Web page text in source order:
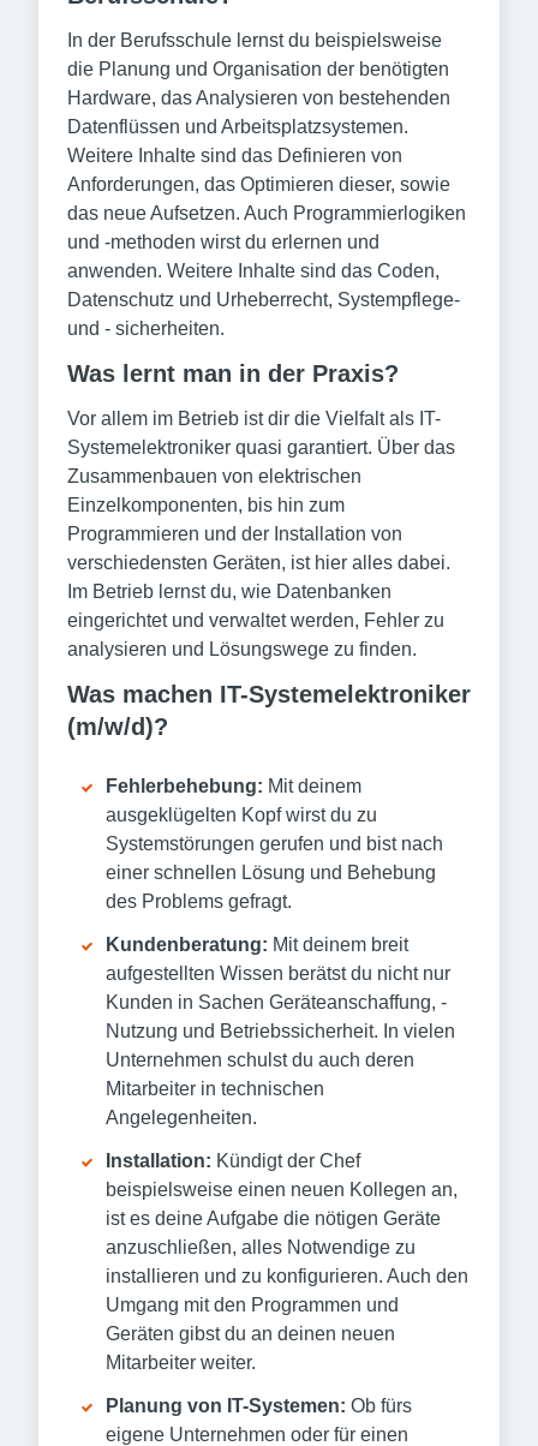
In der Berufsschule lernst du beispielsweise
die Planung und Organisation der benötigten
Hardware, das Analysieren von bestehenden
Datenflüssen und Arbeitsplatzsystemen.
Weitere Inhalte sind das Definieren von
Anforderungen, das Optimieren dieser, sowie
das neue Aufsetzen. Auch Programmierlogiken
und -methoden wirst du erlernen und
anwenden. Weitere Inhalte sind das Coden,
Datenschutz und Urheberrecht, Systempflege-
und - sicherheiten.
Was lernt man in der Praxis?
Vor allem im Betrieb ist dir die Vielfalt als IT-
Systemelektroniker quasi garantiert. Über das
Zusammenbauen von elektrischen
Einzelkomponenten, bis hin zum
Programmieren und der Installation von
verschiedensten Geräten, ist hier alles dabei.
Im Betrieb lernst du, wie Datenbanken
eingerichtet und verwaltet werden, Fehler zu
analysieren und Lösungswege zu finden.
Was machen IT-Systemelektroniker
(m/w/d)?
Fehlerbehebung: Mit deinem
ausgeklügelten Kopf wirst du zu
Systemstörungen gerufen und bist nach
einer schnellen Lösung und Behebung
des Problems gefragt.
Kundenberatung: Mit deinem breit
aufgestellten Wissen berätst du nicht nur
Kunden in Sachen Geräteanschaffung, -
Nutzung und Betriebssicherheit. In vielen
Unternehmen schulst du auch deren
Mitarbeiter in technischen
Angelegenheiten.
Installation: Kündigt der Chef
beispielsweise einen neuen Kollegen an,
ist es deine Aufgabe die nötigen Geräte
anzuschließen, alles Notwendige zu
installieren und zu konfigurieren. Auch den
Umgang mit den Programmen und
Geräten gibst du an deinen neuen
Mitarbeiter weiter.
Planung von IT-Systemen: Ob fürs
eigene Unternehmen oder für einen